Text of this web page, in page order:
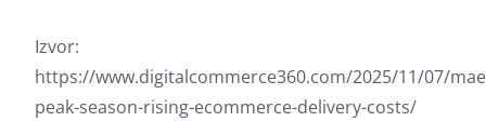
Izvor:
https://www.digitalcommerce360.com/2025/11/07/
peak-season-rising-ecommerce-delivery-costs/